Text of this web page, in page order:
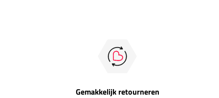
Gemakkelijk retourneren